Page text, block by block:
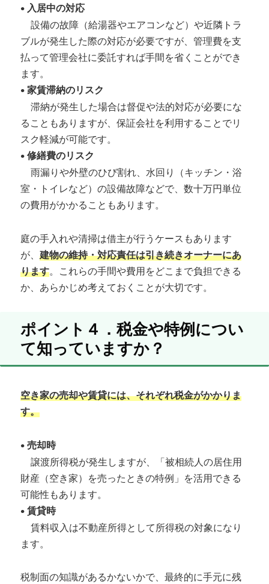
• 入居中の対応
設備の故障（給湯器やエアコンなど）や近隣トラ
ブルが発生した際の対応が必要ですが、管理費を支
払って管理会社に委託すれば手間を省くことができ
ます。
•家賃滞納のリスク
滞納が発生した場合は督促や法的対応が必要にな
ることもありますが、保証会社を利用することでリ
スク軽減が可能です。
•修繕費のリスク
雨漏りや外壁のひび割れ、水回り（キッチン・浴
室・トイレなど）の設備故障などで、数十万円単位
の費用がかかることもあります。
庭の手入れや清掃は借主が行うケースもあります
が、 建物の維持・対応責任は引き続きオーナーにあ
ります。これらの手間や費用をどこまで負担できる
か、あらかじめ考えておくことが大切です。
ポイント４．税金や特例につい
て知っていますか？
空き家の売却や賃貸には、それぞれ税金がかかりま
す。
•売却時
譲渡所得税が発生しますが、「被相続人の居住用
財産（空き家）を売ったときの特例」を活用できる
可能性もあります。
•賃貸時
賃料収入は不動産所得として所得税の対象になり
ます。
税制面の知識があるかないかで、最終的に手元に残